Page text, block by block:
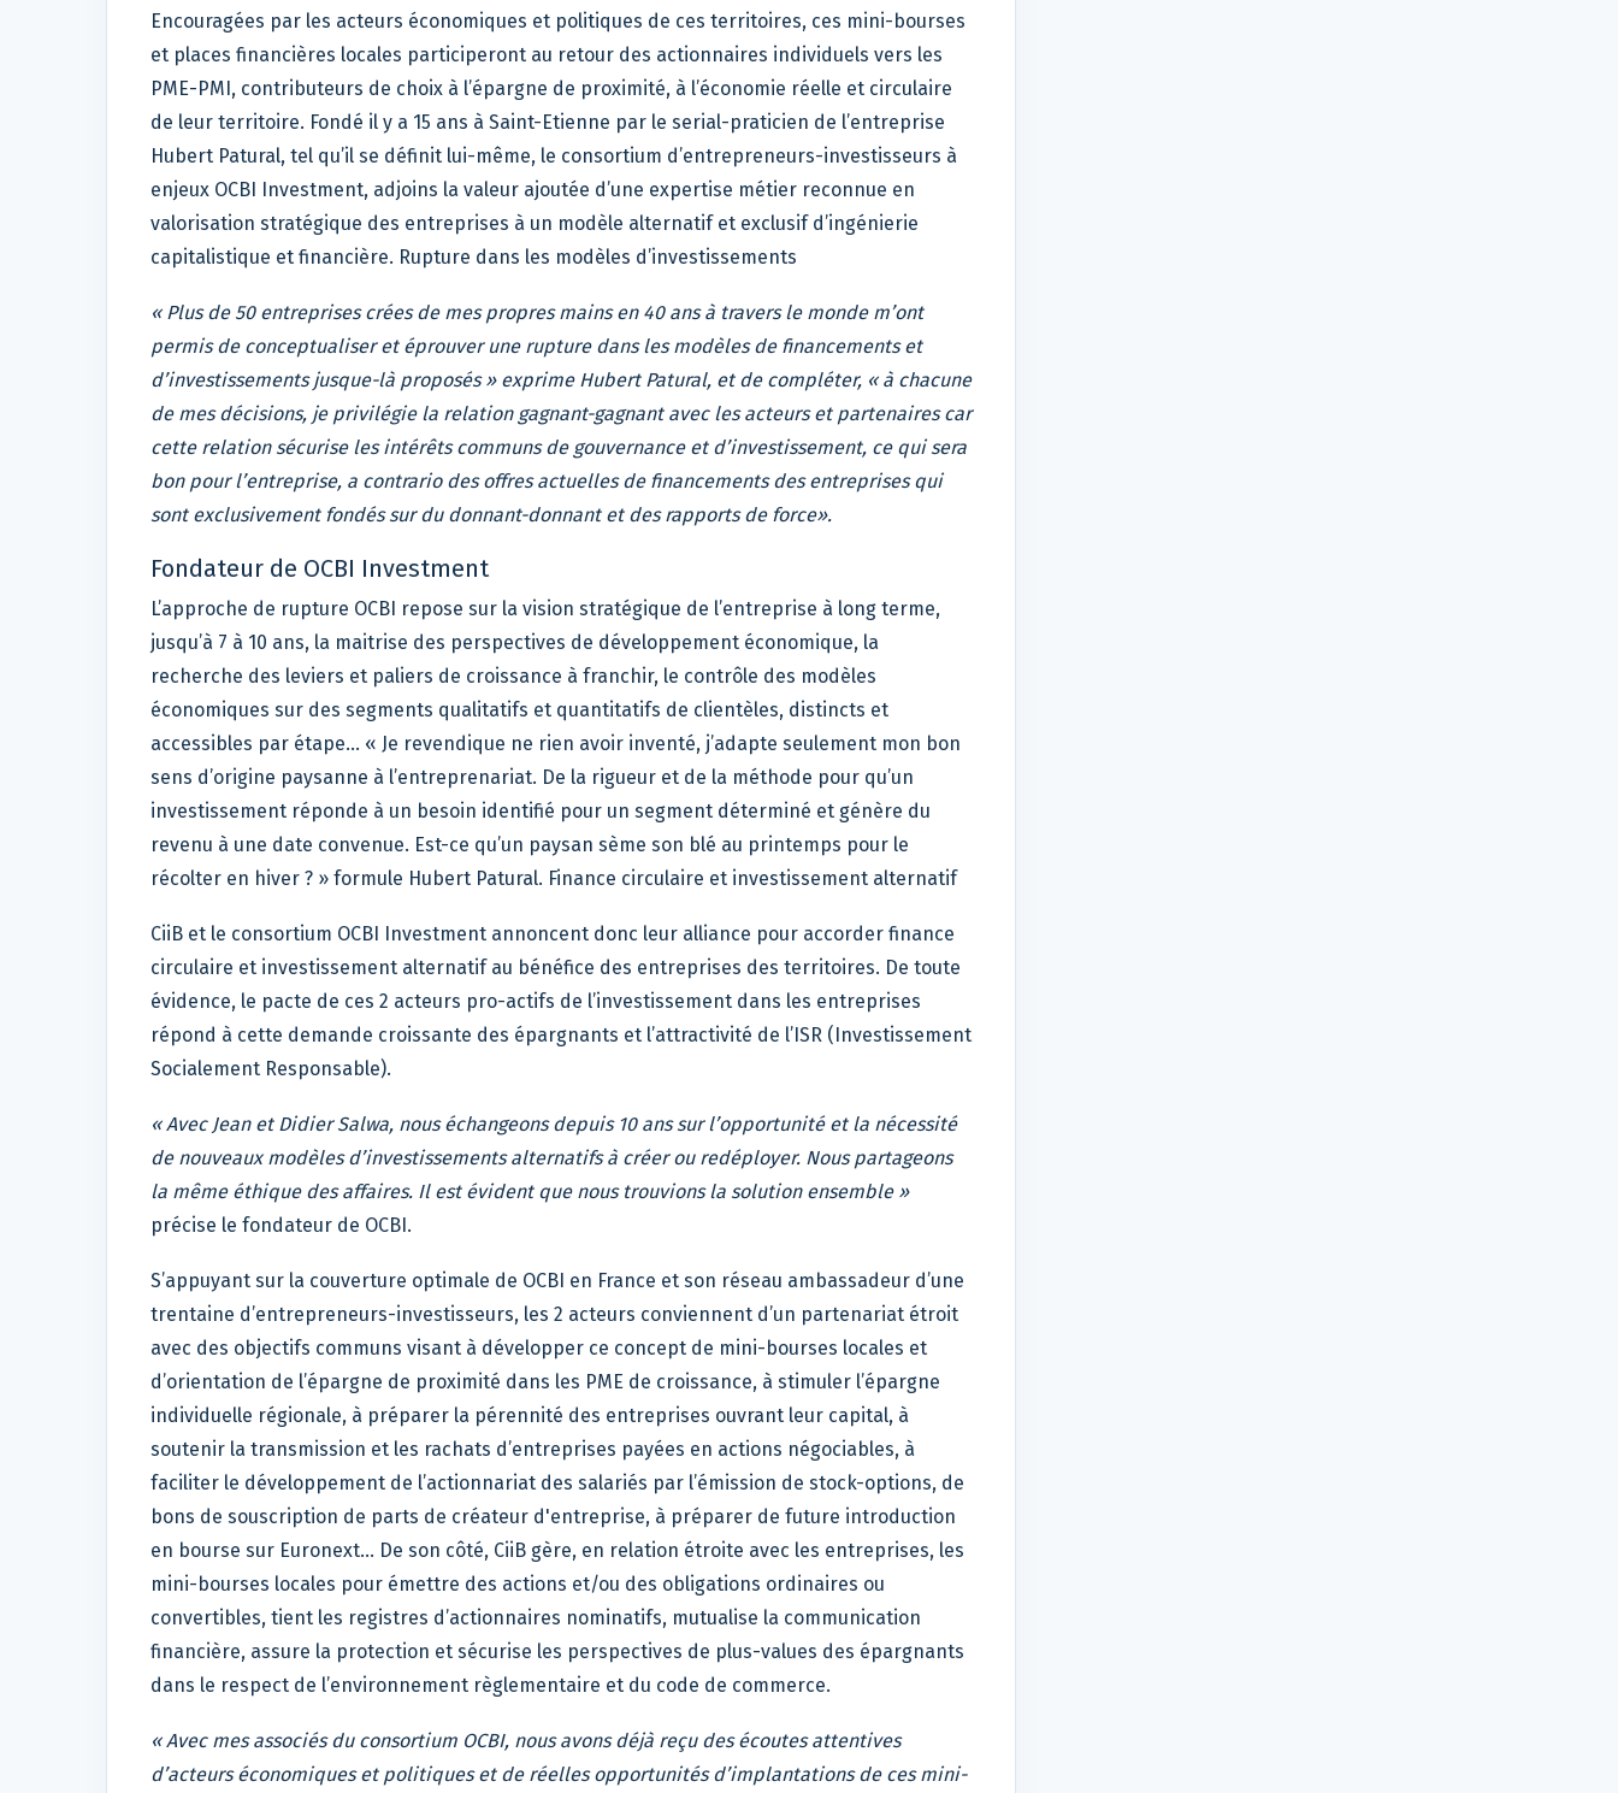
Encouragées par les acteurs économiques et politiques de ces territoires, ces mini-bourses
et places financières locales participeront au retour des actionnaires individuels vers les
PME-PMI, contributeurs de choix à l’épargne de proximité, à l’économie réelle et circulaire
de leur territoire. Fondé il y a 15 ans à Saint-Etienne par le serial-praticien de l’entreprise
Hubert Patural, tel qu’il se définit lui-même, le consortium d’entrepreneurs-investisseurs à
enjeux OCBI Investment, adjoins la valeur ajoutée d’une expertise métier reconnue en
valorisation stratégique des entreprises à un modèle alternatif et exclusif d’ingénierie
capitalistique et financière. Rupture dans les modèles d’investissements
« Plus de 50 entreprises crées de mes propres mains en 40 ans à travers le monde m’ont
permis de conceptualiser et éprouver une rupture dans les modèles de financements et
d’investissements jusque-là proposés » exprime Hubert Patural, et de compléter, « à chacune
de mes décisions, je privilégie la relation gagnant-gagnant avec les acteurs et partenaires car
cette relation sécurise les intérêts communs de gouvernance et d’investissement, ce qui sera
bon pour l’entreprise, a contrario des offres actuelles de financements des entreprises qui
sont exclusivement fondés sur du donnant-donnant et des rapports de force».
Fondateur de OCBI Investment
L’approche de rupture OCBI repose sur la vision stratégique de l’entreprise à long terme,
jusqu’à 7 à 10 ans, la maitrise des perspectives de développement économique, la
recherche des leviers et paliers de croissance à franchir, le contrôle des modèles
économiques sur des segments qualitatifs et quantitatifs de clientèles, distincts et
accessibles par étape… « Je revendique ne rien avoir inventé, j’adapte seulement mon bon
sens d’origine paysanne à l’entreprenariat. De la rigueur et de la méthode pour qu’un
investissement réponde à un besoin identifié pour un segment déterminé et génère du
revenu à une date convenue. Est-ce qu’un paysan sème son blé au printemps pour le
récolter en hiver ? » formule Hubert Patural. Finance circulaire et investissement alternatif
CiiB et le consortium OCBI Investment annoncent donc leur alliance pour accorder finance
circulaire et investissement alternatif au bénéfice des entreprises des territoires. De toute
évidence, le pacte de ces 2 acteurs pro-actifs de l’investissement dans les entreprises
répond à cette demande croissante des épargnants et l’attractivité de l’ISR (Investissement
Socialement Responsable).
« Avec Jean et Didier Salwa, nous échangeons depuis 10 ans sur l’opportunité et la nécessité
de nouveaux modèles d’investissements alternatifs à créer ou redéployer. Nous partageons
la même éthique des affaires. Il est évident que nous trouvions la solution ensemble »
précise le fondateur de OCBI.
S’appuyant sur la couverture optimale de OCBI en France et son réseau ambassadeur d’une
trentaine d’entrepreneurs-investisseurs, les 2 acteurs conviennent d’un partenariat étroit
avec des objectifs communs visant à développer ce concept de mini-bourses locales et
d’orientation de l’épargne de proximité dans les PME de croissance, à stimuler l’épargne
individuelle régionale, à préparer la pérennité des entreprises ouvrant leur capital, à
soutenir la transmission et les rachats d’entreprises payées en actions négociables, à
faciliter le développement de l’actionnariat des salariés par l’émission de stock-options, de
bons de souscription de parts de créateur d'entreprise, à préparer de future introduction
en bourse sur Euronext... De son côté, CiiB gère, en relation étroite avec les entreprises, les
mini-bourses locales pour émettre des actions et/ou des obligations ordinaires ou
convertibles, tient les registres d’actionnaires nominatifs, mutualise la communication
financière, assure la protection et sécurise les perspectives de plus-values des épargnants
dans le respect de l’environnement règlementaire et du code de commerce.
« Avec mes associés du consortium OCBI, nous avons déjà reçu des écoutes attentives
d’acteurs économiques et politiques et de réelles opportunités d’implantations de ces mini-